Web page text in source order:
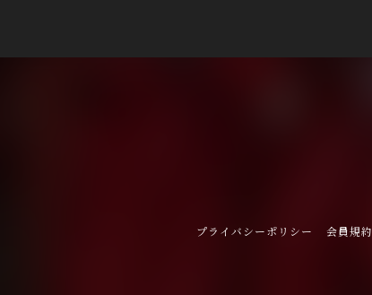
プライバシーポリシー 会員規約